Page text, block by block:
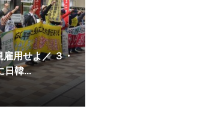
雇用せよ／ ３・
日韓...